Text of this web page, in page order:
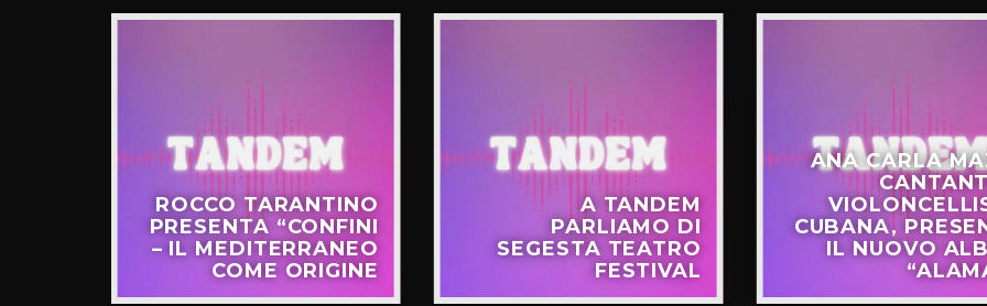
ROCCO TARANTINO
PRESENTA “CONFINI
– IL MEDITERRANEO
COME ORIGINE
A TANDEM
PARLIAMO DI
SEGESTA TEATRO
FESTIVAL
ANA CARLA
CUBANA,
IL NUOVO